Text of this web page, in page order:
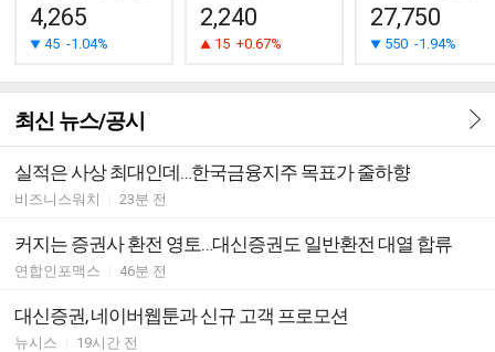
4,265
45 -1.04%
2,240
15 +0.67%
27,750
550 -1.94%
최신 뉴스/공시
실적은 사상 최대인데…한국금융지주 목표가 줄하향
비즈니스워치 23분 전
커지는 증권사 환전 영토…대신증권도 일반환전 대열 합류
연합인포맥스 46분 전
대신증권, 네이버웹툰과 신규 고객 프로모션
뉴시스 19시간 전